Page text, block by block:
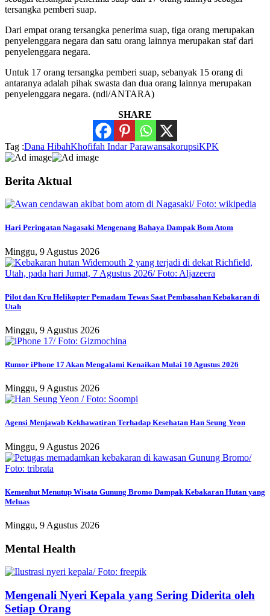
tersangka pemberi suap.
Dari empat orang tersangka penerima suap, tiga orang merupakan
penyelenggara negara dan satu orang lainnya merupakan staf dari
penyelenggara negara.
Untuk 17 orang tersangka pemberi suap, sebanyak 15 orang di
antaranya adalah pihak swasta dan dua orang lainnya merupakan
penyelenggara negara. (ndi/ANTARA)
SHARE
Tag :Dana HibahKhofifah Indar ParawansakorupsiKPK
Berita Aktual
Hari Peringatan Nagasaki Mengenang Bahaya Dampak Bom Atom
Minggu, 9 Agustus 2026
Pilot dan Kru Helikopter Pemadam Tewas Saat Pembasahan Kebakaran di
Utah
Minggu, 9 Agustus 2026
Rumor iPhone 17 Akan Mengalami Kenaikan Mulai 10 Agustus 2026
Minggu, 9 Agustus 2026
Agensi Menjawab Kekhawatiran Terhadap Kesehatan Han Seung Yeon
Minggu, 9 Agustus 2026
Kemenhut Menutup Wisata Gunung Bromo Dampak Kebakaran Hutan yang
Meluas
Minggu, 9 Agustus 2026
Mental Health
Mengenali Nyeri Kepala yang Sering Diderita oleh
Setiap Orang